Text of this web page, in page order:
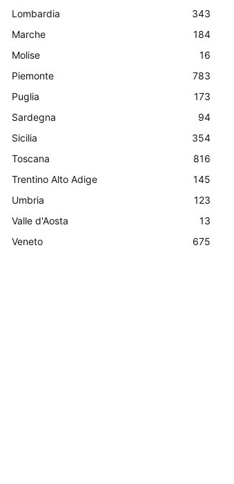
Lombardia
343
Marche
184
Molise
16
Piemonte
783
Puglia
173
Sardegna
94
Sicilia
354
Toscana
816
Trentino Alto Adige
145
Umbria
123
Valle d'Aosta
13
Veneto
675